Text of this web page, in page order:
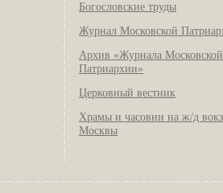
Богословские труды
Журнал Московской
Архив «Журнала Московской
Патриархии»
Церковный вестник
Храмы и часовни на ж/д
Москвы